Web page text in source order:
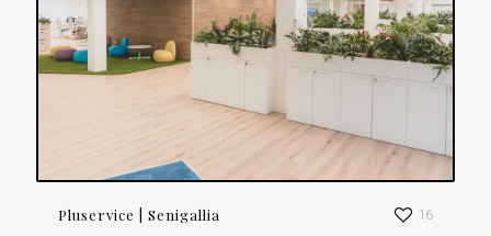
Pluservice | Senigallia 16